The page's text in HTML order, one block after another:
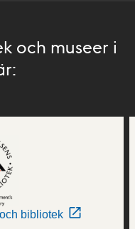
och museer i
bibliotek